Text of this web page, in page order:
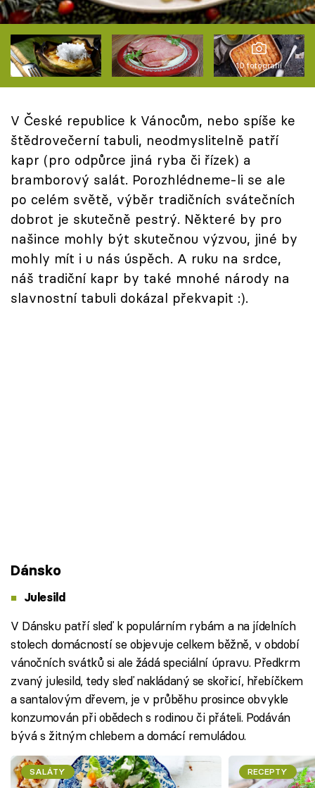
Těhotnej kuchař
Sledujte prima+
Sledujte nás
10 fotografií
V České republice k Vánocům, nebo spíše ke
štědrovečerní tabuli, neodmyslitelně patří
kapr (pro odpůrce jiná ryba či řízek) a
bramborový salát. Porozhlédneme-li se ale
po celém světě, výběr tradičních svátečních
dobrot je skutečně pestrý. Některé by pro
našince mohly být skutečnou výzvou, jiné by
mohly mít i u nás úspěch. A ruku na srdce,
náš tradiční kapr by také mnohé národy na
slavnostní tabuli dokázal překvapit :).
Dánsko
Julesild
V Dánsku patří sleď k populárním rybám a na jídelních
stolech domácností se objevuje celkem běžně, v období
vánočních svátků si ale žádá speciální úpravu. Předkrm
zvaný julesild, tedy sleď nakládaný se skořicí, hřebíčkem
a santalovým dřevem, je v průběhu prosince obvykle
konzumován při obědech s rodinou či přáteli. Podáván
bývá s žitným chlebem a domácí remuládou.
SALÁTY RECEPTY